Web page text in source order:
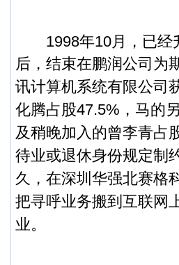
1998年10月，已经
后，结束在鹏润公司为
讯计算机系统有限公司
化腾占股47.5%，马的
及稍晚加入的曾李青占
待业或退休身份规定制
久，在深圳华强北赛格
把寻呼业务搬到互联网
业。